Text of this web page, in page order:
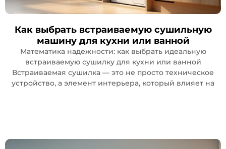
Как выбрать встраиваемую сушильную
машину для кухни или ванной
Математика надежности: как выбрать идеальную
встраиваемую сушилку для кухни или ванной
Встраиваемая сушилка — это не просто техническое
устройство, а элемент интерьера, который влияет на